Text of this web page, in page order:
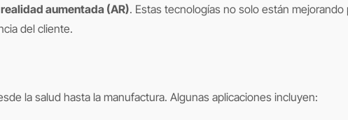
realidad aumentada (AR). Estas tecnologías no solo están
del cliente.
la salud hasta la manufactura. Algunas aplicaciones incluyen: